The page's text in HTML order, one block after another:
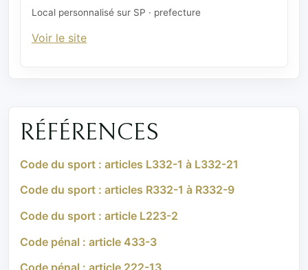
Local personnalisé sur SP · prefecture
Voir le site
RÉFÉRENCES
Code du sport : articles L332-1 à L332-21
Code du sport : articles R332-1 à R332-9
Code du sport : article L223-2
Code pénal : article 433-3